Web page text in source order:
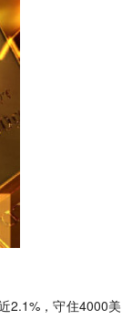
2.1%，守住4000美